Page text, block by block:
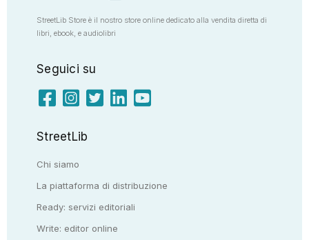
StreetLib Store è il nostro store online dedicato alla vendita diretta di
libri, ebook, e audiolibri
Seguici su
StreetLib
Chi siamo
La piattaforma di distribuzione
Ready: servizi editoriali
Write: editor online